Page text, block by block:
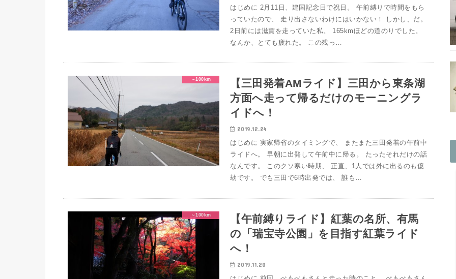
はじめに 2月11日、建国記念日で祝日。 午前縛りで時間をもら
っていたので、 走り出さないわけにはいかない！ しかし、だ。
2日前には滋賀を走っていた私。 165kmほどの道のりでした。
なんか、とても疲れた。 この残っ…
～100km
【三田発着AMライド】三田から東条湖
方面へ走って帰るだけのモーニングラ
イドへ！
2019.12.24
はじめに 実家帰省のタイミングで、 またまた三田発着の午前中
ライドへ。 早朝に出発して午前中に帰る。 たったそれだけの話
なんです。 このクソ寒い時期、 正直、1人では外に出るのも億
劫です。 でも三田で6時出発では、 誰も…
～100km
【午前縛りライド】紅葉の名所、有馬
の「瑞宝寺公園」を目指す紅葉ライド
へ！
2019.11.20